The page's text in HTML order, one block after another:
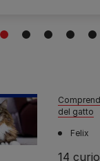
1 2 3 4 5
del gatto
Felix
14